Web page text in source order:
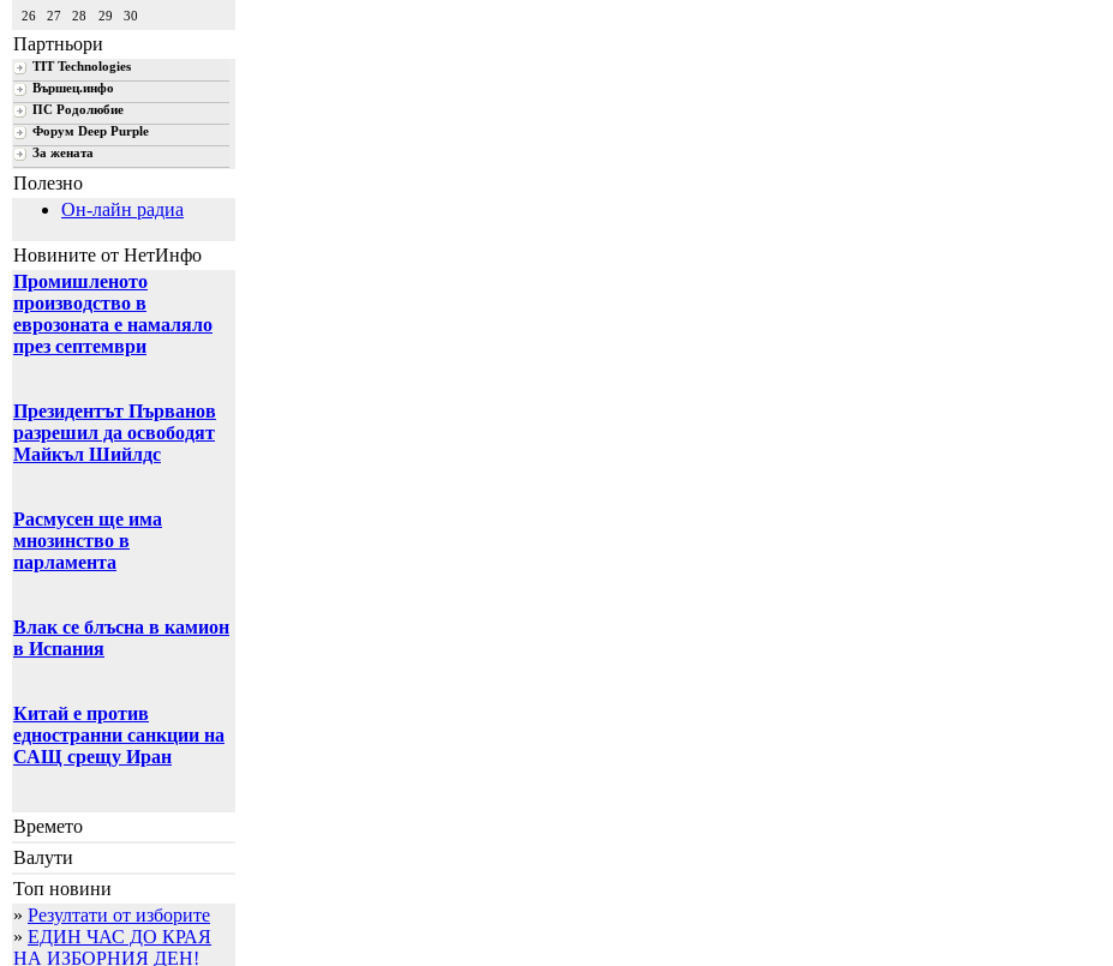
26
27 28 29 30
Партньори
TIT Technologies
Вършец.инфо
ПС Родолюбие
Форум Deep Purple
За жената
Полезно
Он-лайн радиа
Новините от НетИнфо
Промишленото
производство в
еврозоната е намаляло
през септември
Президентът Първанов
разрешил да освободят
Майкъл Шийлдс
Расмусен ще има
мнозинство в
парламента
Влак се блъсна в камион
в Испания
Китай е против
едностранни санкции на
САЩ срещу Иран
Времето
Валути
Топ новини
» Резултати от изборите
» ЕДИН ЧАС ДО КРАЯ
НА ИЗБОРНИЯ ДЕН!